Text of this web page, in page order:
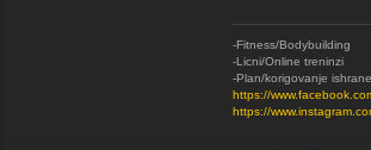
-Fitness/Bodybuilding
-Licni/Online treninzi
-Plan/korigovanje
https://
https://